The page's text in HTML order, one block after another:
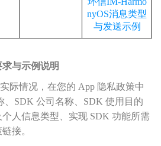
nyOS消息类型
与发送示例
与示例说明
际情况，在您的 App 隐私政策中
、SDK 公司名称、SDK 使用目的
人信息类型、实现 SDK 功能所需
接。